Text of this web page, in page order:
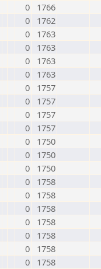
0
1766
0
1762
0
1763
0
1763
0
1763
0
1763
0
1757
0
1757
0
1757
0
1757
0
1750
0
1750
0
1750
0
1758
0
1758
0
1758
0
1758
0
1758
0
1758
0
1758